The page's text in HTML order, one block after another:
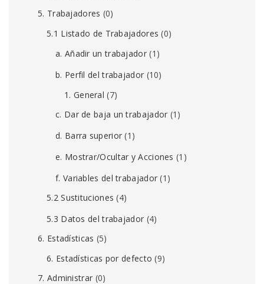
5. Trabajadores (0)
5.1 Listado de Trabajadores (0)
a. Añadir un trabajador(1)
b. Perfil del trabajador (10)
1. General (7)
c. Dar de baja un trabajador (1)
d. Barra superior (1)
e. Mostrar/Ocultar y Acciones (1)
f. Variables del trabajador (1)
5.2 Sustituciones (4)
5.3 Datos del trabajador (4)
6. Estadísticas (5)
6. Estadísticas por defecto (9)
7. Administrar (0)